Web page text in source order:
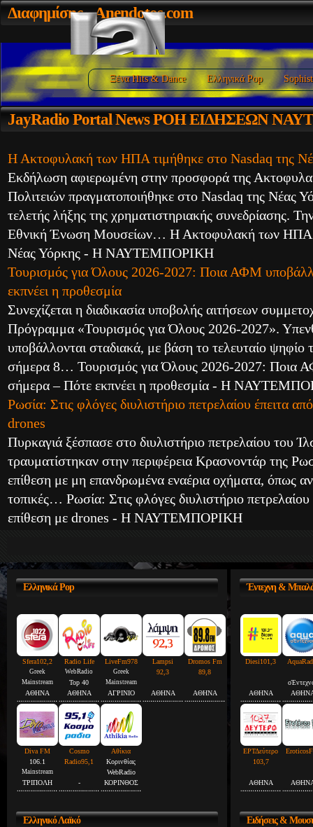
Ξένα Hits & Dance Ελληνικά Pop
Διαφημίσης- Anendotos.com
JayRadioPortal News ΡΟΗ ΕΙΔΗΣΕΩΝ
Η Ακτοφυλακή των ΗΠΑ τιμήθηκε στο Nasdaq της
Εκδήλωση αφιερωμένη στην προσφορά της
Πολιτειών πραγματοποιήθηκε στο Nasdaq της Νέας
τελετής λήξης της χρηματιστηριακής συνεδρίασης.
Εθνική Ένωση Μουσείων… Η Ακτοφυλακή των ΗΠΑ
Νέας Υόρκης - Η ΝΑΥΤΕΜΠΟΡΙΚΗ
Τουρισμός για Όλους 2026-2027: Ποια ΑΦΜ
εκπνέει η προθεσμία
Συνεχίζεται η διαδικασία υποβολής αιτήσεων
Πρόγραμμα «Τουρισμός για Όλους 2026-2027».
υποβάλλονται σταδιακά, με βάση το τελευταίο
σήμερα 8… Τουρισμός για Όλους 2026-2027: Ποια
σήμερα – Πότε εκπνέει η προθεσμία - Η
Ρωσία: Στις φλόγες διυλιστήριο πετρελαίου έπειτα
drones
Πυρκαγιά ξέσπασε στο διυλιστήριο πετρελαίου του
τραυματίστηκαν στην περιφέρεια Κρασνοντάρ της
επίθεση με μη επανδρωμένα εναέρια οχήματα, όπως
τοπικές… Ρωσία: Στις φλόγες διυλιστήριο
επίθεση με drones - Η ΝΑΥΤΕΜΠΟΡΙΚΗ
ΕλληνικάPop
Sfera102,2
Greek
Mainstream
ΑΘΗΝΑ
Radio Life
WebRadio
Top 40
ΑΘΗΝΑ
LiveFm978
Greek
Mainstream
ΑΓΡΙΝΙΟ
Lampsi
92,3
ΑΘΗΝΑ
Dromos Fm
89,8
ΑΘΗΝΑ
Diva FM
106.1
Mainstream
ΤΡΙΠΟΛΗ
Cosmo
Radio95,1
-
Αθίκια
Κορινθίας
WebRadio
ΚΟΡΙΝΘΟΣ
ΕλληνικόΛαϊκό
Έντεχνη&
Diesi101,3
ΑΘΗΝΑ
ΕΡΤΔεύτερο
103,7
ΑΘΗΝΑ
Ειδήσεις&